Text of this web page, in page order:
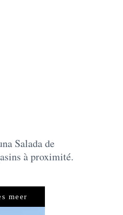
Salada de
à proximité.
meer